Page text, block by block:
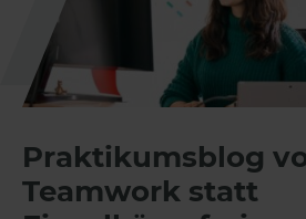
Praktikumsblog
Teamwork statt